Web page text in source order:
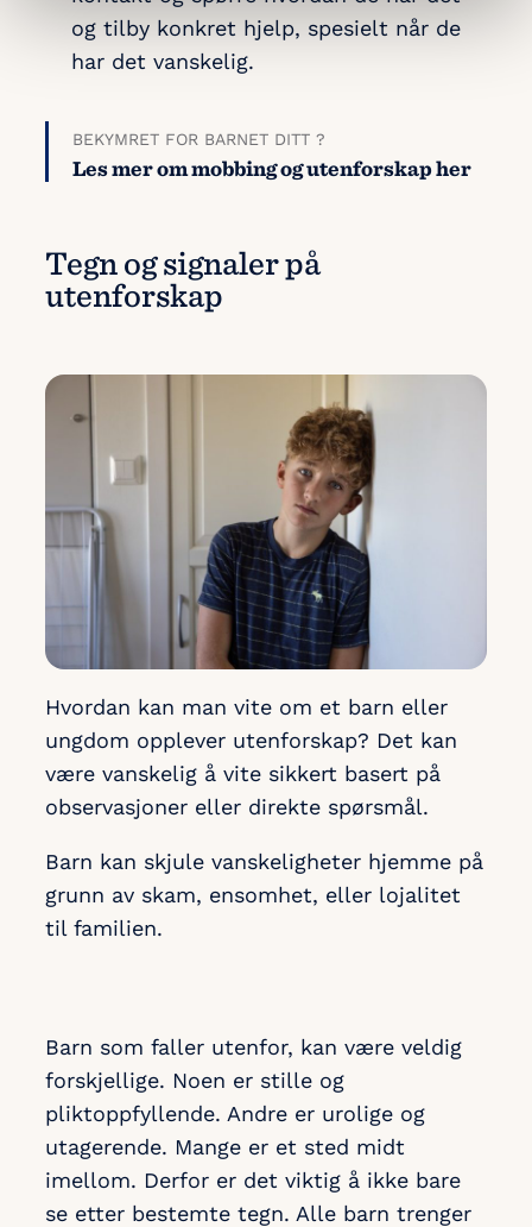
og tilby konkret hjelp, spesielt når de
har det vanskelig.
BEKYMRET FOR BARNET DITT ?
Les mer om mobbing og utenforskap her
Tegn og signaler på
utenforskap
Hvordan kan man vite om et barn eller
ungdom opplever utenforskap? Det kan
være vanskelig å vite sikkert basert på
observasjoner eller direkte spørsmål.
Barn kan skjule vanskeligheter hjemme på
grunn av skam, ensomhet, eller lojalitet
til familien.
Barn som faller utenfor, kan være veldig
forskjellige. Noen er stille og
pliktoppfyllende. Andre er urolige og
utagerende. Mange er et sted midt
imellom. Derfor er det viktig å ikke bare
se etter bestemte tegn. Alle barn trenger